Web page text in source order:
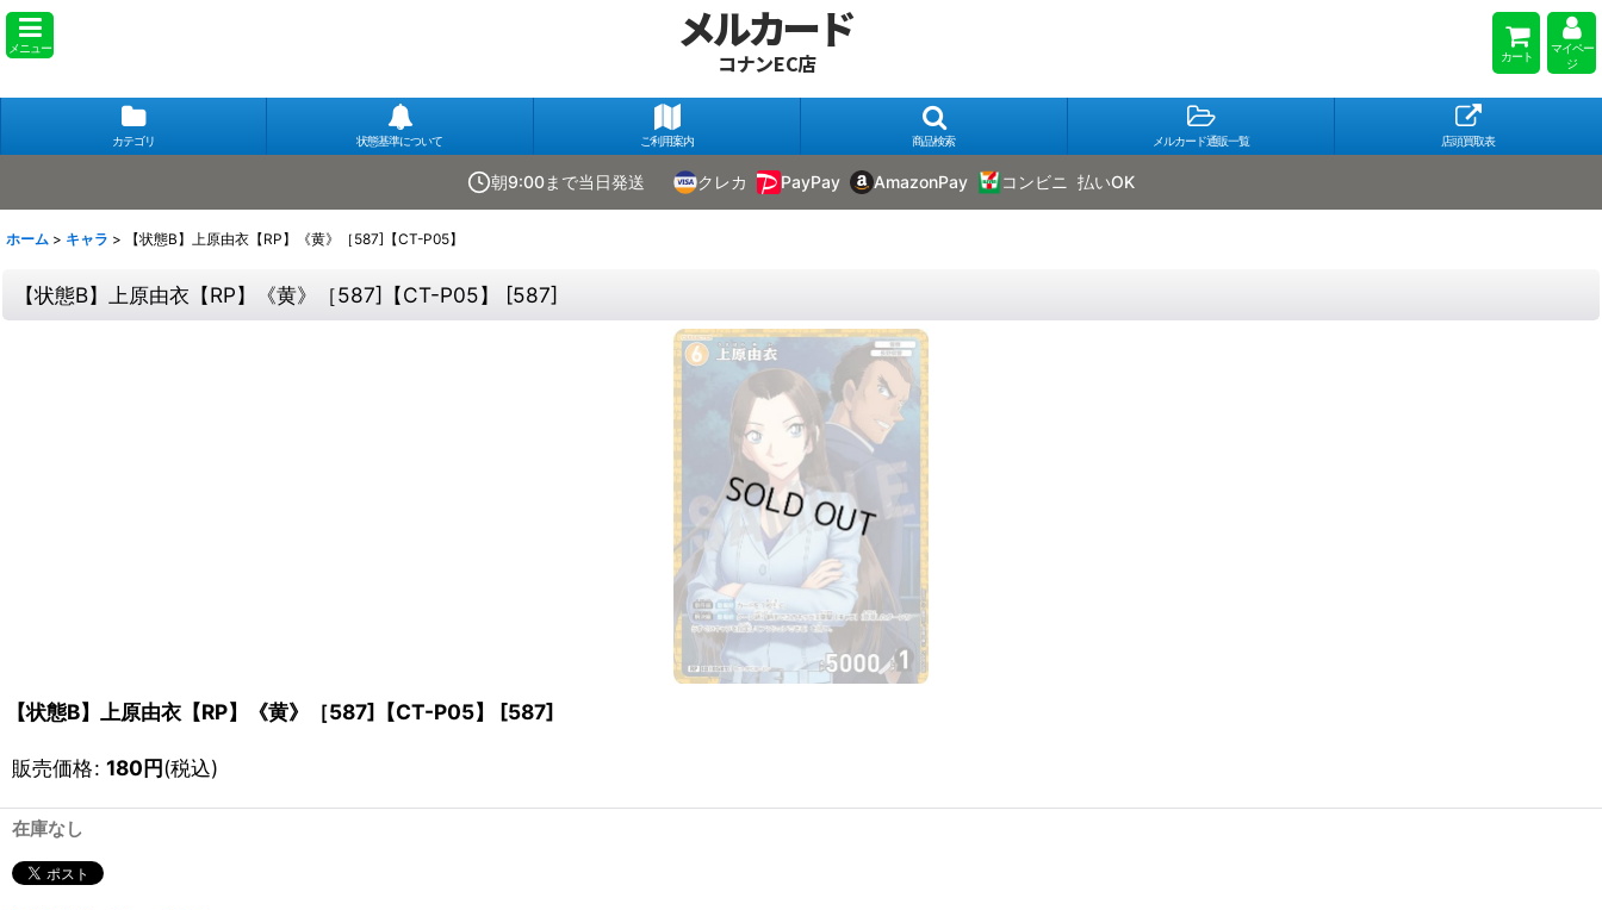
メニュー メルカード
コナンEC店 カート
マイペー
ジ
カテゴリ 状態基準について ご利用案内 商品検索 メルカード通販一覧 店頭買取表
朝9:00まで当日発送 クレカ PayPay AmazonPay コンビニ 払いOK
ホーム > キャラ > 【状態B】上原由衣【RP】《黄》［587]【CT-P05】
【状態B】上原由衣【RP】《黄》［587]【CT-P05】 [587]
【状態B】上原由衣【RP】《黄》［587]【CT-P05】 [587]
販売価格: 180円(税込)
在庫なし